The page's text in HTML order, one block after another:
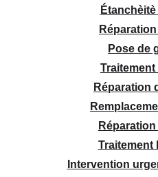
Pose de
Réparation
Traitement
Intervention